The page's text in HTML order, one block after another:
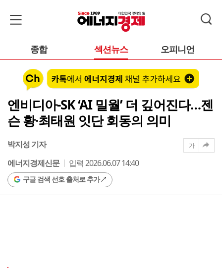
종합 섹션뉴스 오피니언
엔비디아-SK ‘AI 밀월’ 더 깊어진다…젠
슨 황·최태원 잇단 회동의 의미
박지성 기자
에너지경제신문
입력 2026.06.07 14:40
구글 검색 선호 출처로 추가
가